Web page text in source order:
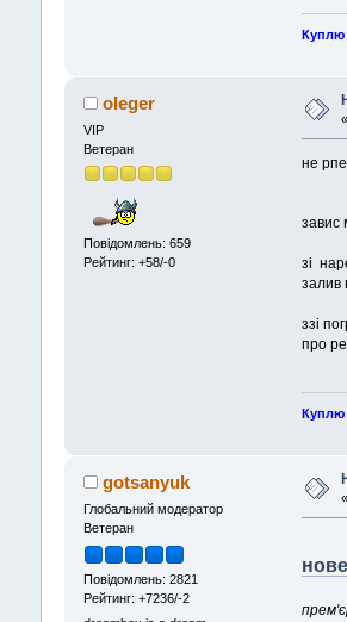
Куплю
oleger
VIP
Ветеран
Повідомлень: 659
Рейтинг: +58/-0
«
не
завис
зі
залив
ззі
про
Куплю
gotsanyuk
Глобальний модератор
Ветеран
Повідомлень: 2821
Рейтинг: +7236/-2
«